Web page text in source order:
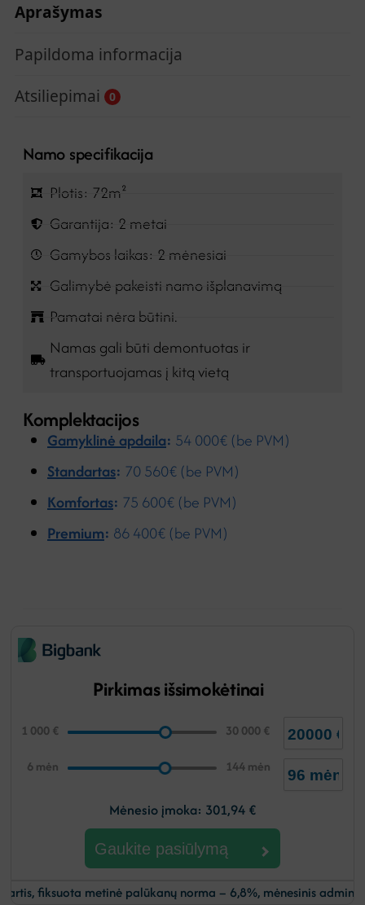
Aprašymas
Papildoma informacija
Atsiliepimai
0
Namo specifikacija
Plotis: 72m²
Garantija: 2 metai
Gamybos laikas: 2 mėnesiai
Galimybė pakeisti namo išplanavimą
Pamatai nėra būtini.
Namas gali būti demontuotas ir
transportuojamas į kitą vietą
Komplektacijos
Gamyklinė apdaila: 54 000€ (be PVM)
Standartas: 70 560€ (be PVM)
Komfortas: 75 600€ (be PVM)
Premium: 86 400€ (be PVM)
Pirkimas išsimokėtinai
1 000 € 30 000 €
6mėn 144mėn
Mėnesio įmoka: 301,94 €
Gaukite pasiūlymą
palūkanų norma – 6,8%, mėnesinis administravimo